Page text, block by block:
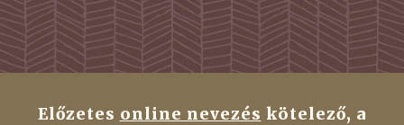
Előzetes online nevezés kötelező, a